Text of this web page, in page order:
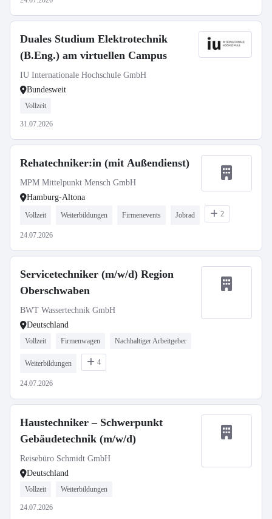
Duales Studium Elektrotechnik
(B.Eng.) am virtuellen Campus
IU Internationale Hochschule GmbH
Bundesweit
Vollzeit
31.07.2026
Rehatechniker:in (mit Außendienst)
MPM Mittelpunkt Mensch GmbH
Hamburg-Altona
Vollzeit Weiterbildungen Firmenevents Jobrad 2
24.07.2026
Servicetechniker (m/w/d) Region
Oberschwaben
BWT Wassertechnik GmbH
Deutschland
Vollzeit Firmenwagen Nachhaltiger Arbeitgeber
Weiterbildungen 4
24.07.2026
Haustechniker – Schwerpunkt
Gebäudetechnik (m/w/d)
Reisebüro Schmidt GmbH
Deutschland
Vollzeit Weiterbildungen
24.07.2026